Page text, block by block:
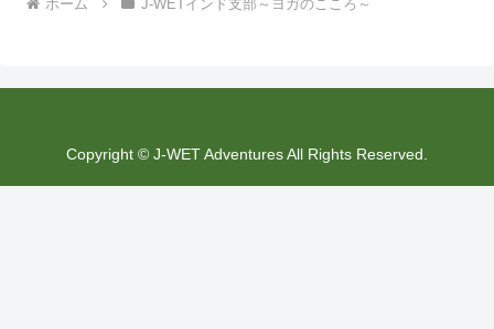
ホーム J-WETインド支部～ヨガのこころ～
Copyright © J-WET Adventures All Rights Reserved.